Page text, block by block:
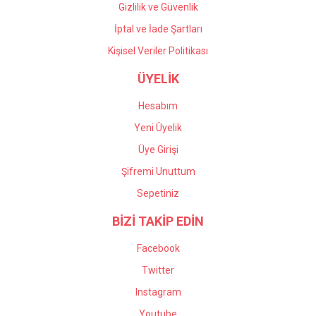
Gizlilik ve Güvenlik
İptal ve İade Şartları
Kişisel Veriler Politikası
ÜYELİK
Hesabım
Yeni Üyelik
Üye Girişi
Şifremi Unuttum
Sepetiniz
BİZİ TAKİP EDİN
Facebook
Twitter
Instagram